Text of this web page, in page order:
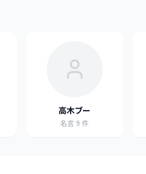
高木ブー
名言 9 件